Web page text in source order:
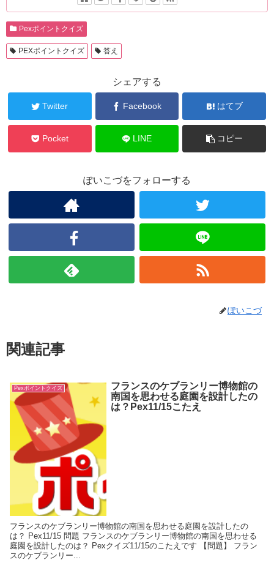
Pexポイントクイズ
PEXポイントクイズ 答え
シェアする
Twitter Facebook はてブ
Pocket LINE コピー
ぽいこづをフォローする
ぽいこづ
関連記事
Pexポイントクイズ
フランスのケブランリー博物館の
南国を思わせる庭園を設計したの
は？Pex11/15こたえ
フランスのケブランリー博物館の南国を思わせる庭園を設計したの
は？ Pex11/15 問題 フランスのケブランリー博物館の南国を思わせる
庭園を設計したのは？ Pexクイズ11/15のこたえです 【問題】 フラン
スのケブランリー...